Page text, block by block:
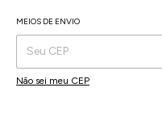
Entregas para o CEP:
MEIOS DE ENVIO
Não sei meu CEP